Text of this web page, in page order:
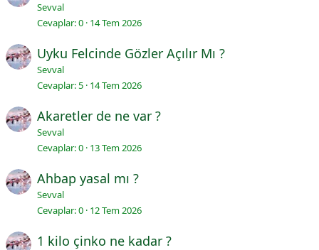
Sevval
Cevaplar 0 14 Tem 2026
Uyku Felcinde Gözler Açılır Mı ?
Sevval
Cevaplar 5 14 Tem 2026
Akaretler de ne var ?
Sevval
Cevaplar 0 13 Tem 2026
Ahbap yasal mı ?
Sevval
Cevaplar 0 12 Tem 2026
1 kilo çinko ne kadar ?